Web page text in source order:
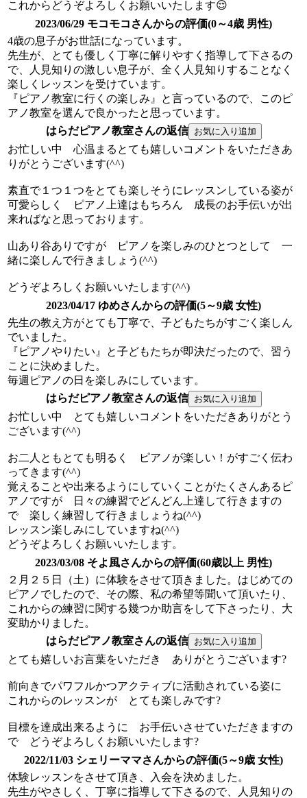
これからどうぞよろしくお願いいたします😌
2023/06/29 モコモコさんからの評価(0～4歳 男性)
4歳の息子がお世話になっています。
先生が、とても優しく丁寧に解りやすく指導して下さるの
で、人見知りの激しい息子が、全く人見知りすることなく
楽しくレッスンを受けています。
『ピアノ教室に行くの楽しみ』と言っているので、このピ
アノ教室を選んで良かったと思っています。
はらだピアノ教室さんの返信
お忙しい中 心温まるとても嬉しいコメントをいただきあ
りがとうございます(^^)
素直で１つ１つをとても楽しそうにレッスンしている姿が
可愛らしく ピアノ上達はもちろん 成長のお手伝いが出
来ればなと思っております。
山あり谷ありですが ピアノを楽しみのひとつとして 一
緒に楽しんで行きましょう(^^)
どうぞよろしくお願いいたします(^^)
2023/04/17 ゆめさんからの評価(5～9歳 女性)
先生の教え方がとても丁寧で、子どもたちがすごく楽しん
でいました。
『ピアノやりたい』と子どもたちが即決だったので、習う
ことに決めました。
毎週ピアノの日を楽しみにしています。
はらだピアノ教室さんの返信
お忙しい中 とても嬉しいコメントをいただきありがとう
ございます(^^)
お二人ともとても明るく ピアノが楽しい！がすごく伝わ
ってきます(^^)
覚えることや出来るようにしていくことがたくさんあるピ
アノですが 日々の練習でどんどん上達して行きますの
で 楽しく練習して行きましょうね(^^)
レッスン楽しみにしていますね(^^)
どうぞよろしくお願いいたします。
2023/03/08 そよ風さんからの評価(60歳以上 男性)
２月２５日（土）に体験をさせて頂きました。はじめての
ピアノでしたので、その際、私の希望等聞いて頂いたり、
これからの練習に関する幾つか助言をして下さったり、大
変助かりました。
はらだピアノ教室さんの返信
とても嬉しいお言葉をいただき ありがとうございます?
前向きでパワフルかつアクティブに活動されている姿に
これからのレッスンが とても楽しみです?
目標を達成出来るように お手伝いさせていただきますの
で どうぞよろしくお願いいたします?
2022/11/03 シェリーママさんからの評価(5～9歳 女性)
体験レッスンをさせて頂き、入会を決めました。
先生がやさしく、丁寧に指導して下さるので、人見知りの